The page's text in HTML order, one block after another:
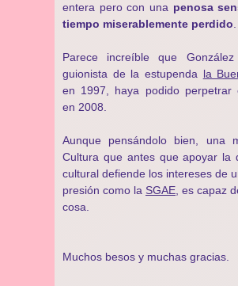
entera pero con una penosa
tiempo miserablemente perdido
Parece increíble que
guionista de la estupenda la
en 1997, haya podido perpetrar
en 2008.
Aunque pensándolo bien, una
Cultura que antes que apoyar la
cultural defiende los intereses de
presión como la SGAE , es capaz
cosa.
Muchos besos y muchas gracias.